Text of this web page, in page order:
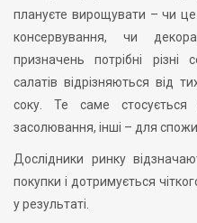
плануєте вирощувати – чи
консервування, чи
призначень потрібні
салатів відрізняються від
соку. Те саме стосується
засолювання, інші – для
Дослідники ринку
покупки і дотримується
у результаті.